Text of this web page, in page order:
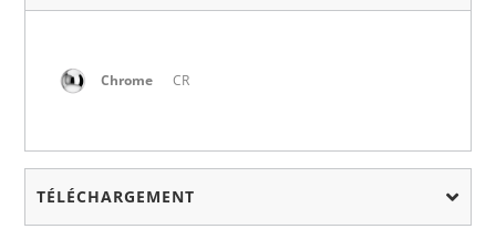
Chrome CR
TÉLÉCHARGEMENT